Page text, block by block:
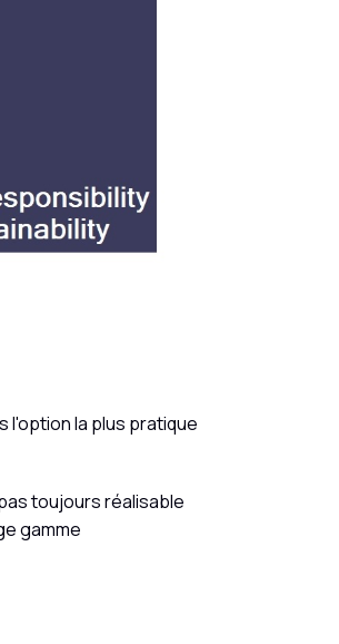
l'option la plus pratique
toujours réalisable
gamme